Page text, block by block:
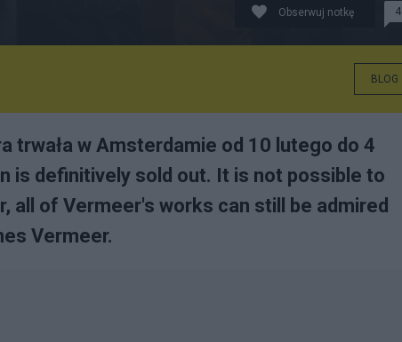
Obserwuj notkę 4
BLOG
trwała w Amsterdamie od 10 lutego do 4
is definitively sold out. It is not possible to
all of Vermeer's works can still be admired
Vermeer.